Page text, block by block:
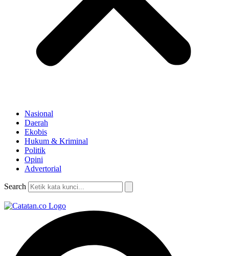
Nasional
Daerah
Ekobis
Hukum & Kriminal
Politik
Opini
Advertorial
Search